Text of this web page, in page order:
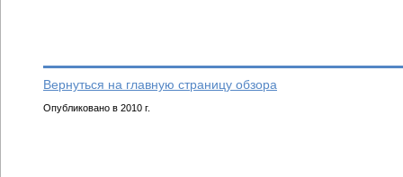
Вернуться на главную страницу обзора
Опубликовано в 2010 г.